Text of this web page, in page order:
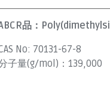
品：
No: 70131-67-8
子量(g/mol)： 139,000